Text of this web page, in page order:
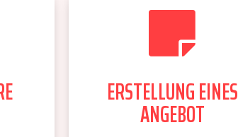
ERSTELLUNG EINES
ANGEBOT